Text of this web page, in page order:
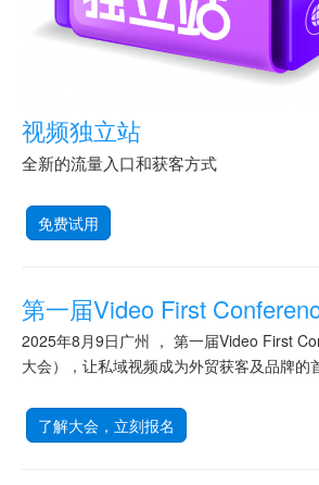
视频独立站
全新的流量入口和获客方式
免费试用
第一届Video First
2025年8月9日广州 ， 第一届Video First
大会），让私域视频成为外贸获客及品牌的
了解大会，立刻报名